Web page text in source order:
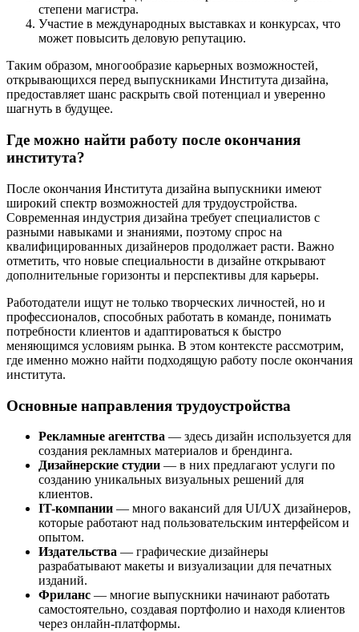
степени магистра.
Участие в международных выставках и конкурсах, что
может повысить деловую репутацию.
Таким образом, многообразие карьерных возможностей,
открывающихся перед выпускниками Института дизайна,
предоставляет шанс раскрыть свой потенциал и уверенно
шагнуть в будущее.
Где можно найти работу после окончания
института?
После окончания Института дизайна выпускники имеют
широкий спектр возможностей для трудоустройства.
Современная индустрия дизайна требует специалистов с
разными навыками и знаниями, поэтому спрос на
квалифицированных дизайнеров продолжает расти. Важно
отметить, что новые специальности в дизайне открывают
дополнительные горизонты и перспективы для карьеры.
Работодатели ищут не только творческих личностей, но и
профессионалов, способных работать в команде, понимать
потребности клиентов и адаптироваться к быстро
меняющимся условиям рынка. В этом контексте рассмотрим,
где именно можно найти подходящую работу после окончания
института.
Основные направления трудоустройства
Рекламные агентства — здесь дизайн используется для
создания рекламных материалов и брендинга.
Дизайнерские студии — в них предлагают услуги по
созданию уникальных визуальных решений для
клиентов.
IT-компании — много вакансий для UI/UX дизайнеров,
которые работают над пользовательским интерфейсом и
опытом.
Издательства — графические дизайнеры
разрабатывают макеты и визуализации для печатных
изданий.
Фриланс — многие выпускники начинают работать
самостоятельно, создавая портфолио и находя клиентов
через онлайн-платформы.